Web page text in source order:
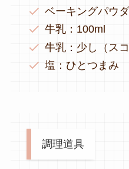
ベーキングパウ
牛乳：100ml
牛乳：少し（ス
塩：ひとつまみ
調理道具